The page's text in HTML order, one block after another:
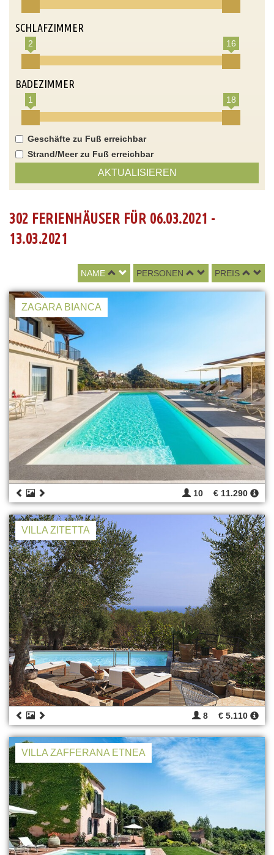
SCHLAFZIMMER
2 16
BADEZIMMER
1 18
Geschäfte zu Fuß erreichbar
Strand/Meer zu Fuß erreichbar
AKTUALISIEREN
302 FERIENHÄUSER FÜR 06.03.2021 -
13.03.2021
NAME PERSONEN PREIS
ZAGARA BIANCA
10 € 11.290
VILLA ZITETTA
8 € 5.110
VILLA ZAFFERANA ETNEA